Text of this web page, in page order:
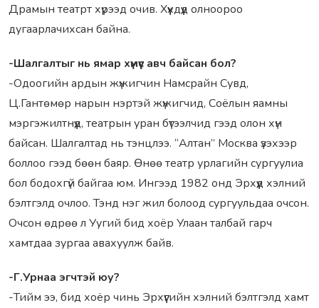
Драмын театрт хүрээд очив. Хүүхдүүд олноороо
дугаарлачихсан байна.
-Шалгалтыг нь ямар хүмүүс авч байсан бол?
-Одоогийн ардын жүжигчин Намсрайн Сувд,
Ц.Гантөмөр нарын нэртэй жүжигчид, Соёлын яамны
мэргэжилтнүүд, театрын уран бүтээлчид гээд олон хүн
байсан. Шалгалтад нь тэнцлээ. “Алтан” Москва үзэхээр
боллоо гээд бөөн баяр. Өнөө театр урлагийн сургуулиа
бол бодохгүй байгаа юм. Ингээд 1982 онд Эрхүүд хэлний
бэлтгэлд очлоо. Тэнд нэг жил болоод сургуульдаа очсон.
Очсон өдрөө л Уугий бид хоёр Улаан талбай гарч
хамтдаа зургаа авахуулж байв.
-Г.Урнаа эгчтэй юу?
-Тийм ээ, бид хоёр чинь Эрхүүгийн хэлний бэлтгэлд хамт